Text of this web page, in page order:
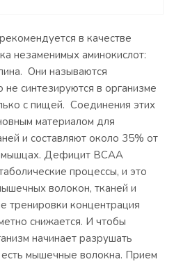
в качестве
незаменимых аминокислот:
Они называются
синтезируются в организме
с пищей. Соединения этих
материалом для
и составляют около 35% от
мышцах. Дефицит ВСАА
процессы, и это
волокон, тканей и
тренировки концентрация
снижается. И чтобы
начинает разрушать
мышечные волокна. Прием